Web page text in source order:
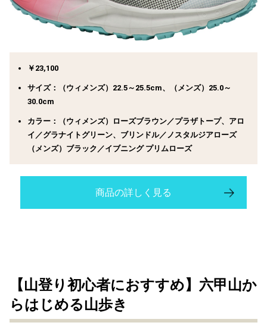
￥23,100
サイズ：（ウィメンズ）22.5～25.5cm、（メンズ）25.0～
30.0cm
カラー：（ウィメンズ）ローズブラウン／プラザトープ、アロ
イ／グラナイトグリーン、ブリンドル／ノスタルジアローズ
（メンズ）ブラック／イブニング プリムローズ
商品の詳しく見る
【山登り初心者におすすめ】六甲山か
らはじめる山歩き